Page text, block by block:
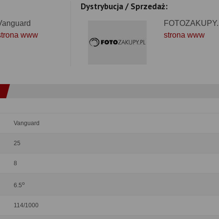
www
Dystrybucja / Sprzedaż:
strona www
Vanguard
25
8
6.5o
114/1000